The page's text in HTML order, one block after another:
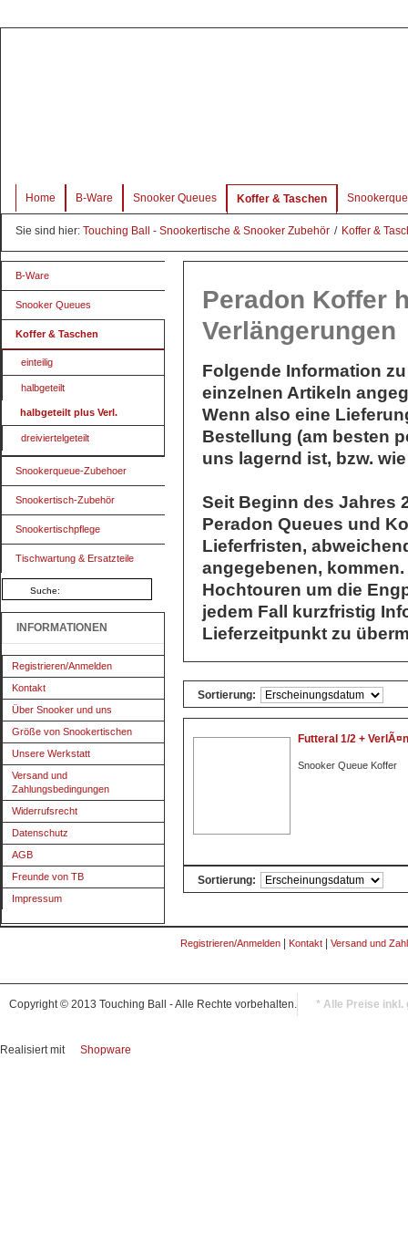
Home B-Ware Snooker Queues Koffer & Taschen
Sie sind hier: Touching Ball - Snookertische & Snooker Zubehör / Koffer &
B-Ware
Snooker Queues
Koffer & Taschen
einteilig
halbgeteilt
halbgeteilt plus Verl.
dreiviertelgeteilt
Snookerqueue-Zubehoer
Snookertisch-Zubehör
Snookertischpflege
Tischwartung & Ersatzteile
INFORMATIONEN
Registrieren/Anmelden
Kontakt
Über Snooker und uns
Größe von Snookertischen
Unsere Werkstatt
Versand und
Zahlungsbedingungen
Widerrufsrecht
Datenschutz
AGB
Freunde von TB
Impressum
Peradon Koffer
Verlängerungen
Folgende Information
einzelnen Artikeln
Wenn also eine
Bestellung (am besten
uns lagernd ist, bzw.
Seit Beginn des Jahres
Peradon Queues und
Lieferfristen,
angegebenen,
Hochtouren um die
jedem Fall kurzfristig
Lieferzeitpunkt zu
Sortierung:
Futteral 1/2 +
Snooker Queue Koffer
Sortierung:
Registrieren/Anmelden Kontakt Versand und
Copyright © 2013 Touching Ball - Alle Rechte vorbehalten. * Alle Preise inkl.
Realisiert mit Shopware